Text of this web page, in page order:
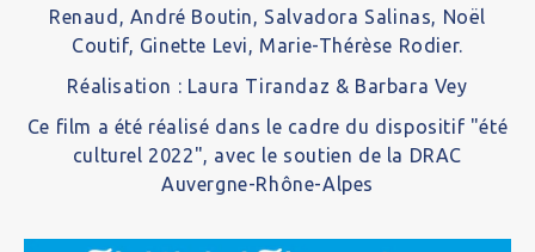
Renaud, André Boutin, Salvadora Salinas, Noël
Coutif, Ginette Levi, Marie-Thérèse Rodier.
Réalisation : Laura Tirandaz & Barbara Vey
Ce film a été réalisé dans le cadre du dispositif "été
culturel 2022", avec le soutien de la DRAC
Auvergne-Rhône-Alpes